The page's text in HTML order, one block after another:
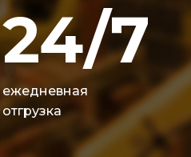
24/7
ежедневная
отгрузка